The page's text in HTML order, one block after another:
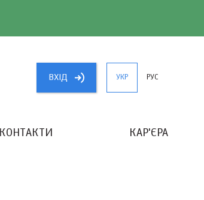
ВХIД УКР РУС
КОНТАКТИ КАР'ЄРА